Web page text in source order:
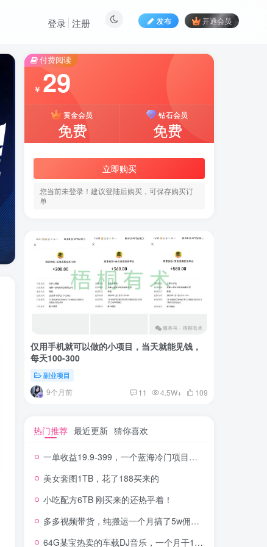
发布 开通会员
登录 注册
付费阅读
￥ 29
黄金会员
免费
钻石会员
免费
立即购买
您当前未登录！建议登陆后购买，可保存购买订
单
仅用手机就可以做的小项目，当天就能见钱，
每天100-300
副业项目
9个月前 11 4.5W+ 109
热门推荐 最近更新 猜你喜欢
一单收益19.9-399，一个蓝海冷门项目，在小红书上卖人事虚拟资料
美女套图1TB，花了188买来的
小吃配方6TB 刚买来的还热乎着！
多多视频带货，纯搬运一个月搞了5w佣金，小白也能操作
64G某宝热卖的车载DJ音乐，一个月干100W+利润